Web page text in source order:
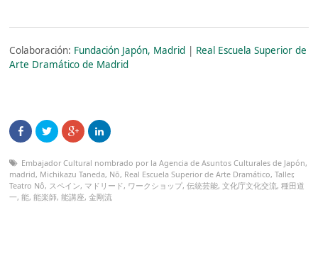
Colaboración: Fundación Japón, Madrid | Real Escuela Superior de
Arte Dramático de Madrid
Embajador Cultural nombrado por la Agencia de Asuntos Culturales de Japón,
madrid, Michikazu Taneda, Nō, Real Escuela Superior de Arte Dramático,Taller,
Teatro Nô, スペイン, マドリード, ワークショップ,伝統芸能,文化庁文化交流,種田道
一,能,能楽師,能講座,金剛流